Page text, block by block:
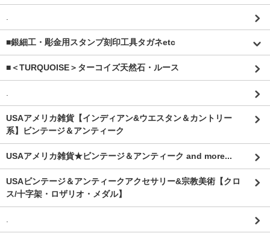
.
■銀細工・彫金用スタンプ刻印工具タガネetc
■＜TURQUOISE＞ターコイズ天然石・ルース
.
USAアメリカ雑貨【インディアン&ウエスタン＆カントリー
系】ビンテージ＆アンティーク
USAアメリカ雑貨★ビンテージ＆アンティーク and more...
USAビンテージ＆アンティークアクセサリー&宗教美術【クロ
ス/十字架・ロザリオ・メダル】
.